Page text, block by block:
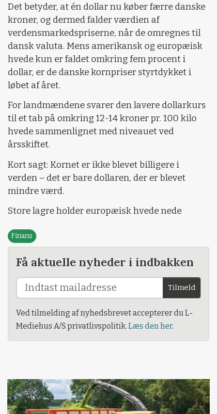
Det betyder, at én dollar nu køber færre danske
kroner, og dermed falder værdien af
verdensmarkedspriserne, når de omregnes til
dansk valuta. Mens amerikansk og europæisk
hvede kun er faldet omkring fem procent i
dollar, er de danske kornpriser styrtdykket i
løbet af året.
For landmændene svarer den lavere dollarkurs
til et tab på omkring 12-14 kroner pr. 100 kilo
hvede sammenlignet med niveauet ved
årsskiftet.
Kort sagt: Kornet er ikke blevet billigere i
verden – det er bare dollaren, der er blevet
mindre værd.
Store lagre holder europæisk hvede nede
Finans
Få aktuelle nyheder i indbakken
Tilmeld
Ved tilmelding af nyhedsbrevet accepterer du L-
Mediehus A/S privatlivspolitik. Læs den her.